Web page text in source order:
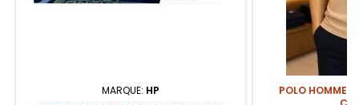
MARQUE: HP
POLO HOMME